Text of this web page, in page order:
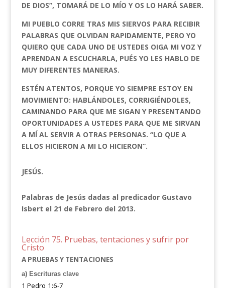
DE DIOS”, TOMARÁ DE LO MÍO Y OS LO HARÁ SABER.
MI PUEBLO CORRE TRAS MIS SIERVOS PARA RECIBIR
PALABRAS QUE OLVIDAN RAPIDAMENTE, PERO YO
QUIERO QUE CADA UNO DE USTEDES OIGA MI VOZ Y
APRENDAN A ESCUCHARLA, PUÉS YO LES HABLO DE
MUY DIFERENTES MANERAS.
ESTÉN ATENTOS, PORQUE YO SIEMPRE ESTOY EN
MOVIMIENTO: HABLÁNDOLES, CORRIGIÉNDOLES,
CAMINANDO PARA QUE ME SIGAN Y PRESENTANDO
OPORTUNIDADES A USTEDES PARA QUE ME SIRVAN
A MÍ AL SERVIR A OTRAS PERSONAS. “LO QUE A
ELLOS HICIERON A MI LO HICIERON”.
JESÚS.
Palabras de Jesús dadas al predicador Gustavo
Isbert el 21 de Febrero del 2013.
Lección 75. Pruebas, tentaciones y sufrir por
Cristo
A PRUEBAS Y TENTACIONES
a) Escrituras clave
1 Pedro 1:6-7